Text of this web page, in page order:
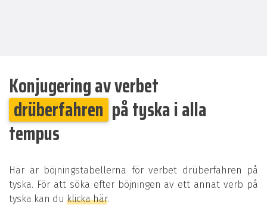
Konjugering av verbet
drüberfahren på tyska i alla
tempus
Här är böjningstabellerna för verbet drüberfahren på
tyska. För att söka efter böjningen av ett annat verb på
tyska kan du klicka här.